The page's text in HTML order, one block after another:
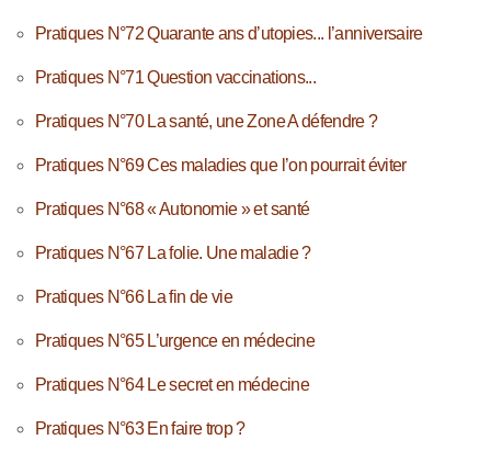
Pratiques N°72 Quarante ans d’utopies... l’anniversaire
Pratiques N°71 Question vaccinations...
Pratiques N°70 La santé, une Zone A défendre ?
Pratiques N°69 Ces maladies que l’on pourrait éviter
Pratiques N°68 « Autonomie » et santé
Pratiques N°67 La folie. Une maladie ?
Pratiques N°66 La fin de vie
Pratiques N°65 L’urgence en médecine
Pratiques N°64 Le secret en médecine
Pratiques N°63 En faire trop ?